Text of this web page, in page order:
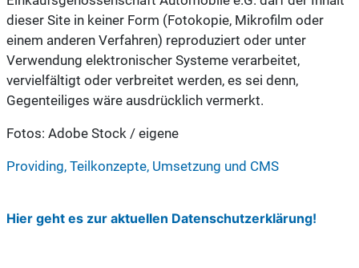
dieser Site in keiner Form (Fotokopie, Mikrofilm oder
einem anderen Verfahren) reproduziert oder unter
Verwendung elektronischer Systeme verarbeitet,
vervielfältigt oder verbreitet werden, es sei denn,
Gegenteiliges wäre ausdrücklich vermerkt.
Fotos: Adobe Stock / eigene
Providing, Teilkonzepte, Umsetzung und CMS
Hier geht es zur aktuellen Datenschutzerklärung!